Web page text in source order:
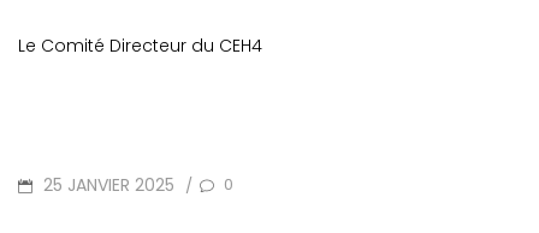
Le Comité Directeur du CEH4
POSTED
25 JANVIER 2025 / 0